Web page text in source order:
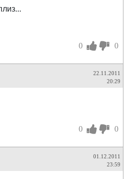
0 0
22.11.2011
20:29
0 0
01.12.2011
23:59